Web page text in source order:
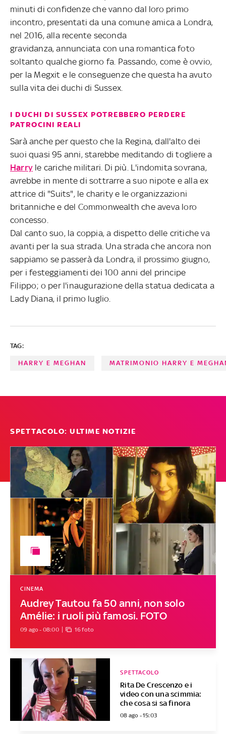
minuti di confidenze che vanno dal loro primo
incontro, presentati da una comune amica a Londra,
nel 2016, alla recente seconda
gravidanza, annunciata con una romantica foto
soltanto qualche giorno fa. Passando, come è ovvio,
per la Megxit e le conseguenze che questa ha avuto
sulla vita dei duchi di Sussex.
I DUCHI DI SUSSEX POTREBBERO PERDERE
PATROCINI REALI
Sarà anche per questo che la Regina, dall'alto dei
suoi quasi 95 anni, starebbe meditando di togliere a
Harry le cariche militari. Di più. L'indomita sovrana,
avrebbe in mente di sottrarre a suo nipote e alla ex
attrice di "Suits", le charity e le organizzazioni
britanniche e del Commonwealth che aveva loro
concesso.
Dal canto suo, la coppia, a dispetto delle critiche va
avanti per la sua strada. Una strada che ancora non
sappiamo se passerà da Londra, il prossimo giugno,
per i festeggiamenti dei 100 anni del principe
Filippo; o per l'inaugurazione della statua dedicata a
Lady Diana, il primo luglio.
TAG:
HARRY E MEGHAN MATRIMONIO HARRY E
SPETTACOLO: ULTIME NOTIZIE
Audrey Tautou fa 50 anni, non solo
Amélie: i ruoli più famosi. FOTO
CINEMA
09 ago - 08:00 16 foto
Rita De Crescenzo e i
video con una scimmia:
che cosa si sa finora
SPETTACOLO
08 ago - 15:03